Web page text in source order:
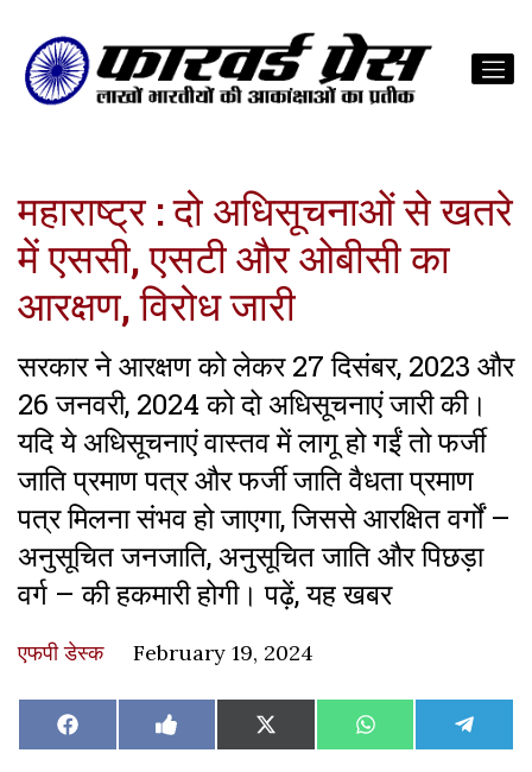
महाराष्ट्र : दो अधिसूचनाओं से खतरे
में एससी, एसटी और ओबीसी का
आरक्षण, विरोध जारी
सरकार ने आरक्षण को लेकर 27 दिसंबर, 2023 और
26 जनवरी, 2024 को दो अधिसूचनाएं जारी की।
यदि ये अधिसूचनाएं वास्तव में लागू हो गईं तो फर्जी
जाति प्रमाण पत्र और फर्जी जाति वैधता प्रमाण
पत्र मिलना संभव हो जाएगा, जिससे आरक्षित वर्गों –
अनुसूचित जनजाति, अनुसूचित जाति और पिछड़ा
वर्ग – की हकमारी होगी। पढ़ें, यह खबर
एफपी डेस्‍क February 19, 2024
Share
on
Facebook Share
on
Like
on
Share
on
X
(Twitter)
Share
on
WhatsAppShare
on